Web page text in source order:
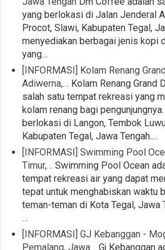
yang berlokasi di Jalan Jenderal
Procot, Slawi, Kabupaten Tegal,
menyediakan berbagai jenis kopi
yang…
[INFORMASI] Kolam Renang
Adiwerna,… Kolam Renang Grand
salah satu tempat rekreasi yang
kolam renang bagi
berlokasi di Langon, Tembok
Kabupaten Tegal, Jawa Tengah.…
[INFORMASI] Swimming Pool
Timur,… Swimming Pool Ocean
tempat rekreasi air yang dapat
tepat untuk menghabiskan waktu
teman-teman di Kota Tegal, Jawa
…
[INFORMASI] GJ Kebanggan -
Pemalang, Jawa… Gj Kebanggan